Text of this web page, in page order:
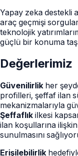
Yapay zeka destekli
araç geçmişi
teknolojik
güçlü bir konuma
Değerlerimiz
Güvenilirlik her
profilleri, şeffaf ilan
mekanizmalarıyla
Şeffaflık ilkesi
ilan koşullarına
sunulmasını
Erişilebilirlik